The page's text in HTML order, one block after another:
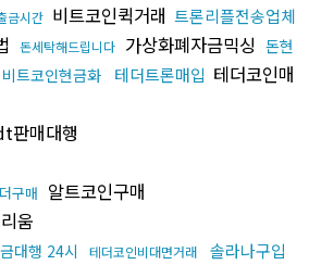
금시간 비트코인퀵거래 트론리플전송업체
돈세탁해드립니다 가상화폐자금믹싱 돈현
비트코인현금화 테더트론매입 테더코인매
판매대행
구매 알트코인구매
움
대행 24시 테더코인비대면거래 솔라나구입